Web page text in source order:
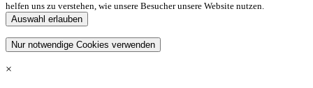
helfen uns zu verstehen, wie unsere Besucher unsere Website nutzen.
×